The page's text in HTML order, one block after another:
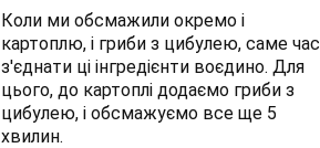
Коли ми обсмажили окремо і
картоплю, і гриби з цибулею, саме час
з'єднати ці інгредієнти воєдино. Для
цього, до картоплі додаємо гриби з
цибулею, і обсмажуємо все ще 5
хвилин.